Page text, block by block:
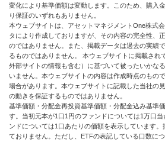
変化により基準価額は変動します。このため、購入
り保証のいずれもありません。
本ウェブサイトは、アセットマネジメントOne株式
タにより作成しておりますが、その内容の完全性、
のではありません。また、掲載データは過去の実績
るものではありません。 本ウェブサイトに掲載され
外部サイトの情報も含む）に基づいて被ったいかな
いません。本ウェブサイトの内容は作成時点のもの
場合があります。本ウェブサイトに記載した当社の
の動きを保証するものではありません。
基準価額・分配金再投資基準価額・分配金込み基準
す。当初元本が1口1円のファンドについては1万口
ンドについては1口あたりの価額を表示しています
ておりません。ただし、ETFの表記している口数に